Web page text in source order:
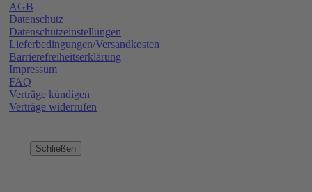
AGB
Datenschutz
Datenschutzeinstellungen
Lieferbedingungen/Versandkosten
Barrierefreiheitserklärung
Impressum
FAQ
Verträge kündigen
Verträge widerrufen
Schließen